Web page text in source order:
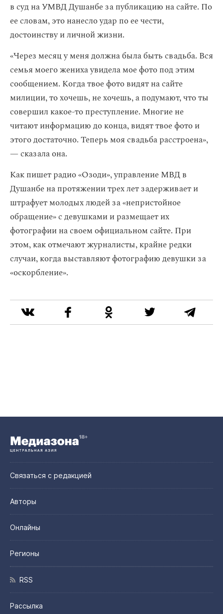
в суд на УМВД Душанбе за публикацию на сайте. По
ее словам, это нанесло удар по ее чести,
достоинству и личной жизни.
«Через месяц у меня должна была быть свадьба. Вся
семья моего жениха увидела мое фото под этим
сообщением. Когда твое фото видят на сайте
милиции, то хочешь, не хочешь, а подумают, что ты
совершил какое-то преступление. Многие не
читают информацию до конца, видят твое фото и
этого достаточно. Теперь моя свадьба расстроена»,
— сказала она.
Как пишет радио «Озоди», управление МВД в
Душанбе на протяжении трех лет задерживает и
штрафует молодых людей за «непристойное
обращение» с девушками и размещает их
фотографии на своем официальном сайте. При
этом, как отмечают журналисты, крайне редки
случаи, когда выставляют фотографию девушки за
«оскорбление».
Связаться с редакцией
Авторы
Онлайны
Регионы
RSS
Рассылка